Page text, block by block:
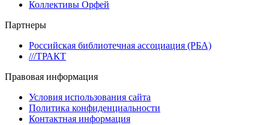
Коллективы Орфей
Партнеры
Российская библиотечная ассоциация (РБА)
///ТРАКТ
Правовая информация
Условия использования сайта
Политика конфиденциальности
Контактная информация